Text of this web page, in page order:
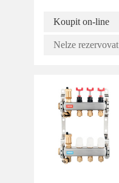
Koupit on-line
Nelze rezervovat